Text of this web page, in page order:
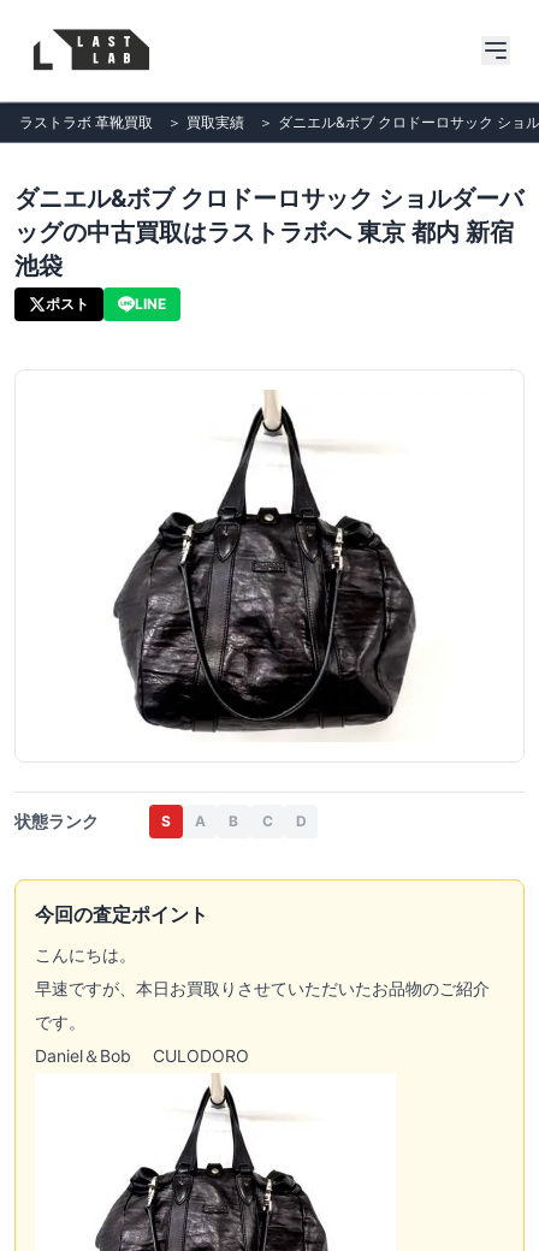
ラストラボ 革靴買取 ＞ 買取実績 ＞ ダニエル&ボブ クロドーロサック ショ
ダニエル&ボブ クロドーロサック ショルダーバ
ッグの中古買取はラストラボへ 東京 都内 新宿
池袋
ポスト LINE
状態ランク S A B C D
今回の査定ポイント
こんにちは。
早速ですが、本日お買取りさせていただいたお品物のご紹介
です。
Daniel＆Bob CULODORO